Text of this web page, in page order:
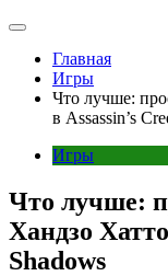
Главная
Игры
Что лучше:
в Assassin’s
Игры
Что лучше:
Хандзо
Shadows